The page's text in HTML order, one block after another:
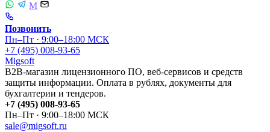
M
Позвонить
Пн–Пт · 9:00–18:00 МСК
+7 (495) 008-93-65
Migsoft
B2B-магазин лицензионного ПО, веб-сервисов и средств
защиты информации. Оплата в рублях, документы для
бухгалтерии и тендеров.
+7 (495) 008-93-65
Пн–Пт · 9:00–18:00 МСК
sale@migsoft.ru